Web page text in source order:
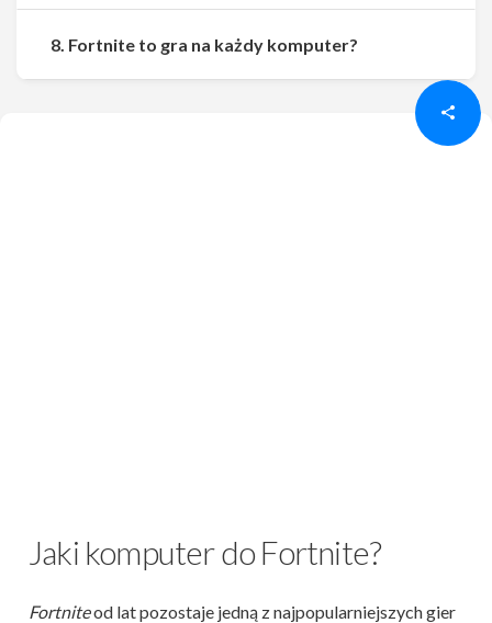
Udostępnij Udostępnij
Jaki komputer do Fortnite?
Fortniteod lat pozostaje jedną z najpopularniejszych gier
8. Fortnite to gra na każdy komputer?